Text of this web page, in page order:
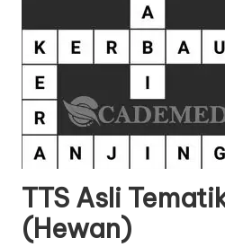
TTS Asli
(Hewan)